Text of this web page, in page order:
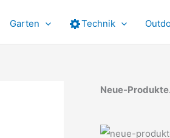
Garten Technik
Neue-